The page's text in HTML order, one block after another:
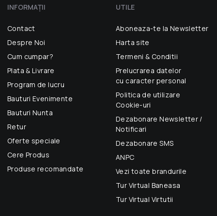
INFORMAŢII
Contact
Despre Noi
Cum cumpar?
Plata & Livrare
Program de lucru
Bauturi Evenimente
Bauturi Nunta
Retur
Oferte speciale
Cere Produs
Produse recomandate
UTILE
Aboneaza-te la Newsletter
Harta site
Termeni & Conditii
Prelucrarea datelor
cu caracter personal
Politica de utilizare
Cookie-uri
Dezabonare Newsletter /
Notificari
Dezabonare SMS
ANPC
Vezi toate brandurile
Tur Virtual Baneasa
Tur Virtual Virtutii